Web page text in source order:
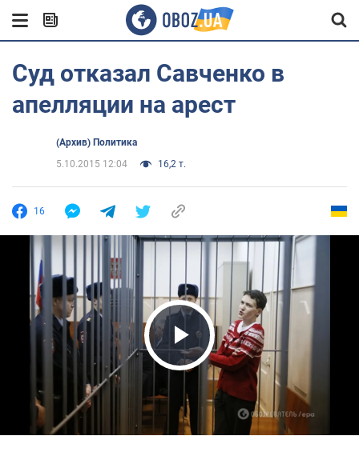
Суд отказал Савченко в
апелляции на арест
(Архив) Политика
5.10.2015 12:04
16,2 т.
16
Play Video